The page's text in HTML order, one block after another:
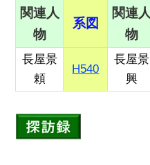
関連人
物
系図
関連人
物
長屋景
頼
H540
長屋景
興